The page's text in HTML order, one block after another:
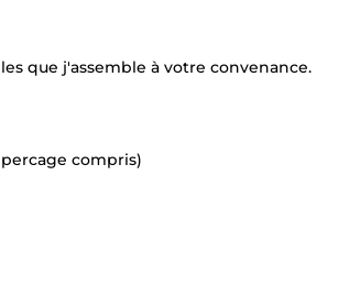
que j'assemble à votre convenance.
compris)